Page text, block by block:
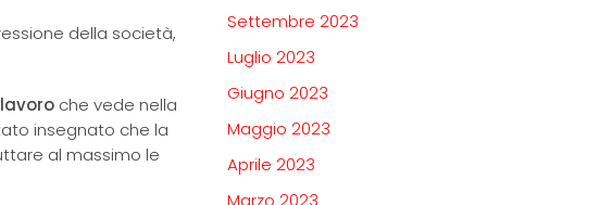
della società,
che vede nella
insegnato che la
al massimo le
Settembre 2023
Luglio 2023
Giugno 2023
Maggio 2023
Aprile 2023